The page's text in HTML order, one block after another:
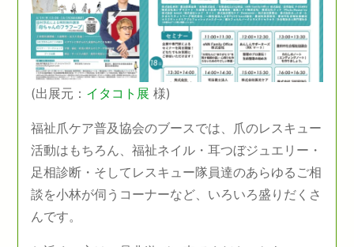
(出展元： イタコト展様)
福祉爪ケア普及協会のブースでは、爪のレスキュー
活動はもちろん、福祉ネイル・耳つぼジュエリー・
足相診断・そしてレスキュー隊員達のあらゆるご相
談を小林が伺うコーナーなど、いろいろ盛りだくさ
んです。